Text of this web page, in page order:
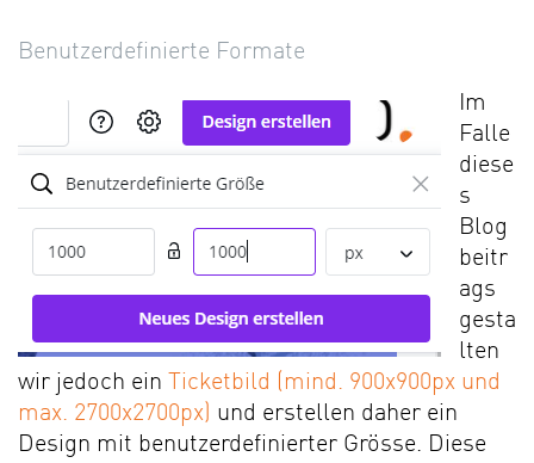
Benutzerdefinierte Formate
Im
Falle
diese
s
Blog
beitr
ags
gesta
lten
wir jedoch ein Ticketbild (mind. 900x900px und
max. 2700x2700px) und erstellen daher ein
Design mit benutzerdefinierter Grösse. Diese